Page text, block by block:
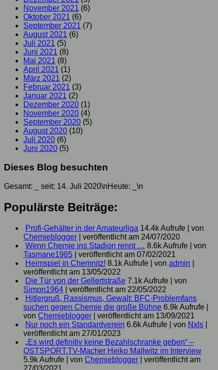
November 2021 (6)
Oktober 2021 (6)
September 2021 (7)
August 2021 (6)
Juli 2021 (5)
Juni 2021 (8)
Mai 2021 (8)
April 2021 (1)
März 2021 (2)
Februar 2021 (3)
Januar 2021 (2)
Dezember 2020 (1)
November 2020 (4)
September 2020 (5)
August 2020 (10)
Juli 2020 (6)
Juni 2020 (5)
Dieses Blog besuchten
Gesamt: seit: 14. Juli 2020\nHeute: \n
Populärste Beiträge:
Profi-Gehälter in der Amateurliga 14.4k Aufrufe
von
Chemieblogger
veröffentlicht am 24/07/2020
Wenn Chemie ins Stadion rennt … 8.6k Aufrufe
von
Tasmane1985
veröffentlicht am 07/02/2021
Heimspiel in Chemnitz! 8.1k Aufrufe von admin
veröffentlicht am 13/05/2022
Die Tür von der Gellertstraße 7.1k Aufrufe
von
Simon1964
veröffentlicht am 22/05/2022
Hitlergruß, Rassismus, Gewalt: BFC-Problemfans
suchen gegen Chemie die große Bühne 6.9k Aufrufe
von Chemieblogger
veröffentlicht am 13/09/2021
Nur noch ein Standardverein 6.6k Aufrufe von Nxls
veröffentlicht am 27/01/2023
„Es wird definitiv keine Bezahlschranke geben“ –
OSTSPORT.TV-Macher Heiko Mallwitz im Interview
5.9k Aufrufe
von Chemieblogger
veröffentlicht am
27/03/2021